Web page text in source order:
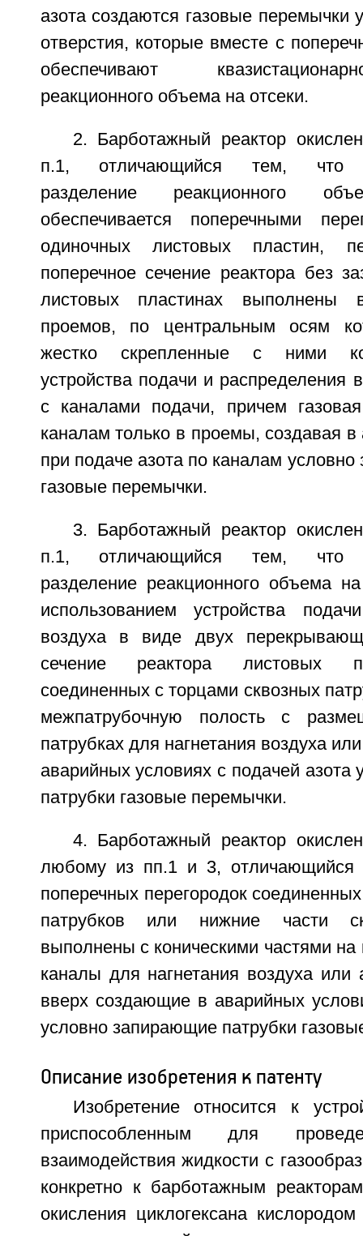
азота создаются газовые перемычки
отверстия, которые вместе с
обеспечивают
реакционного объема на отсеки.
2. Барботажный реактор
п.1, отличающийся тем, что
разделение реакционного
обеспечивается поперечными
одиночных листовых пластин,
поперечное сечение реактора без
листовых пластинах выполнены
проемов, по центральным осям
жестко скрепленные с ними
устройства подачи и распределения
с каналами подачи, причем
каналам только в проемы, создавая
при подаче азота по каналам
газовые перемычки.
3. Барботажный реактор
п.1, отличающийся тем, что
разделение реакционного объема на
использованием устройства
воздуха в виде двух
сечение реактора листовых
соединенных с торцами сквозных
межпатрубочную полость с
патрубках для нагнетания воздуха
аварийных условиях с подачей
патрубки газовые перемычки.
4. Барботажный реактор
любому из пп.1 и 3, отличающийся
поперечных перегородок
патрубков или нижние части
выполнены с коническими частями
каналы для нагнетания воздуха или
вверх создающие в аварийных
условно запирающие патрубки
Описание изобретения к патенту
Изобретение относится к
приспособленным для
взаимодействия жидкости с
конкретно к барботажным
окисления циклогексана